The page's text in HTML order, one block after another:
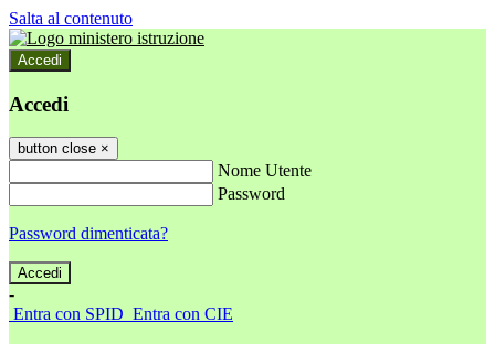
Salta al contenuto
Accedi
Accedi
button close ×
Nome Utente
Password
Password dimenticata?
-
Entra con SPID Entra con CIE